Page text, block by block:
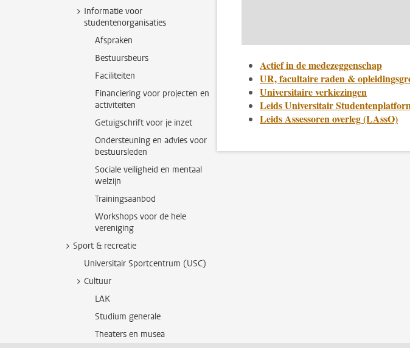
Informatie voor
studentenorganisaties
Afspraken
Bestuursbeurs
Faciliteiten
Financiering voor projecten en
activiteiten
Getuigschrift voor je inzet
Ondersteuning en advies voor
bestuursleden
Sociale veiligheid en mentaal
welzijn
Trainingsaanbod
Workshops voor de hele
vereniging
Sport & recreatie
Universitair Sportcentrum (USC)
Cultuur
LAK
Studium generale
Theaters en musea
Actief in de medezeggenschap
UR, facultaire raden &
Universitaire verkiezingen
Leids Universitair
Leids Assessoren overleg (LAssO)